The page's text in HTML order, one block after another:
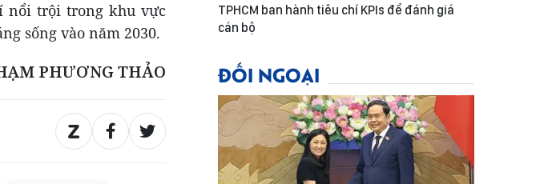
nổi trội trong khu vực
sống vào năm 2030.
PHƯƠNG THẢO
TPHCM ban hành tiêu chí KPIs để đánh giá
cán bộ
ĐỐI NGOẠI